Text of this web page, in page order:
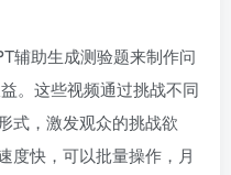
辅助生成测验题来制作问
。这些视频通过挑战不同
式，激发观众的挑战欲
度快，可以批量操作，月